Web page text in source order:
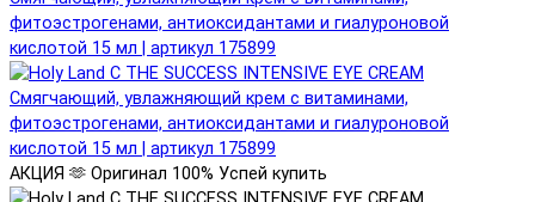
АКЦИЯ 🫶 Оригинал 100% Успей купить